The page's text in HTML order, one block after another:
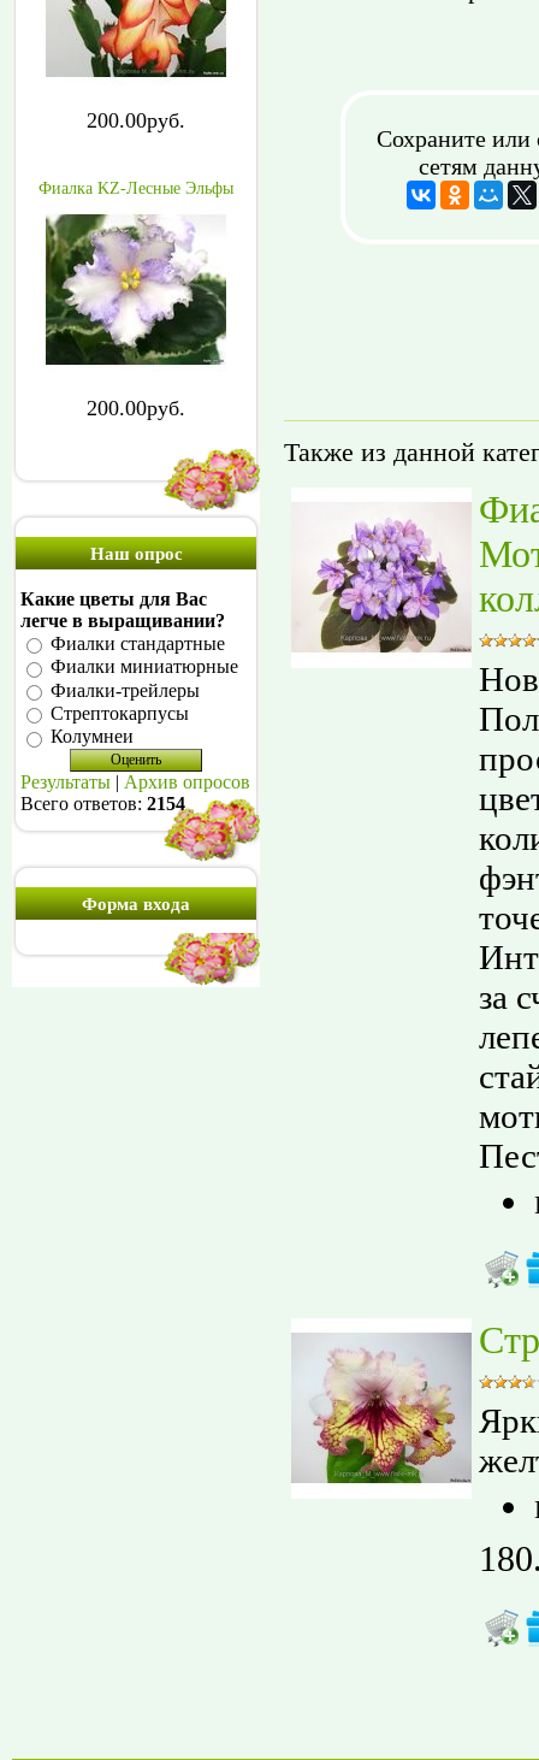
200.00руб.
Фиалка KZ-Лесные Эльфы
200.00руб.
Наш опрос
Какие цветы для Вас
легче в выращивании?
Фиалки стандартные
Фиалки миниатюрные
Фиалки-трейлеры
Стрептокарпусы
Колумнеи
Результаты
Архив опросов
Всего ответов: 2154
Форма входа
Сохраните или
сетям
Также из данной
за